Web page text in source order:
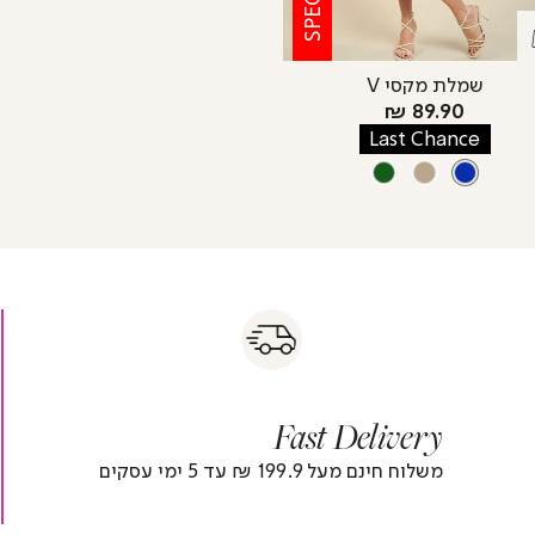
שמלת מקסי V
מחיר
מוצר
89.90 ₪
Last Chance
צבע
BLUE
BLUE
CAMEL
OLIVE
fast
footer
banner
(4)
Fast Delivery
משלוח חינם מעל 199.9 ₪ עד 5 ימי עסקים